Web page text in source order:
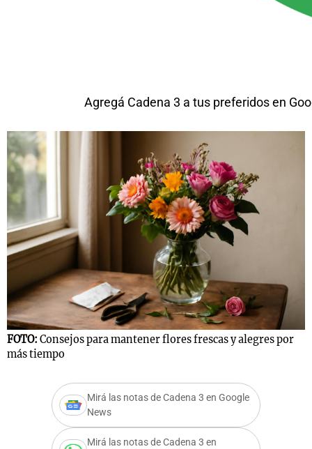
Agregá Cadena 3 a tus preferidos en
FOTO: Consejos para mantener flores frescas y alegres por
más tiempo
Mirá las notas de Cadena 3 en Google
News
Mirá las notas de Cadena 3 en